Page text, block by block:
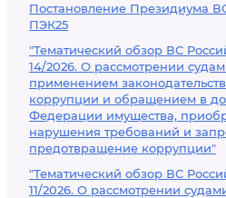
Постановление Президиума
ПЭК25
"Тематический обзор ВС
14/2026. О рассмотрении
применением
коррупции и обращением в
Федерации имущества,
нарушения требований и
предотвращение коррупции"
"Тематический обзор ВС
11/2026. О рассмотрении